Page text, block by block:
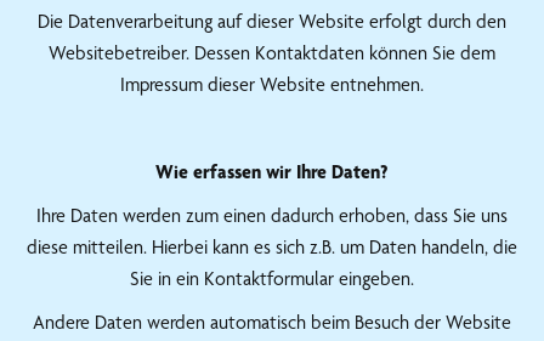
Die Datenverarbeitung auf dieser Website erfolgt durch den
Websitebetreiber. Dessen Kontaktdaten können Sie dem
Impressum dieser Website entnehmen.
Wie erfassen wir Ihre Daten?
Ihre Daten werden zum einen dadurch erhoben, dass Sie uns
diese mitteilen. Hierbei kann es sich z.B. um Daten handeln, die
Sie in ein Kontaktformular eingeben.
Andere Daten werden automatisch beim Besuch der Website